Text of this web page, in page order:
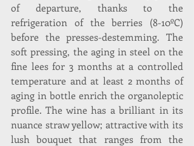
of departure, thanks to the
refrigeration of the berries (8-10ºC)
before the presses-destemming. The
soft pressing, the aging in steel on the
fine lees for 3 months at a controlled
temperature and at least 2 months of
aging in bottle enrich the organoleptic
profile. The wine has a brilliant in its
nuance straw yellow; attractive with its
lush bouquet that ranges from the